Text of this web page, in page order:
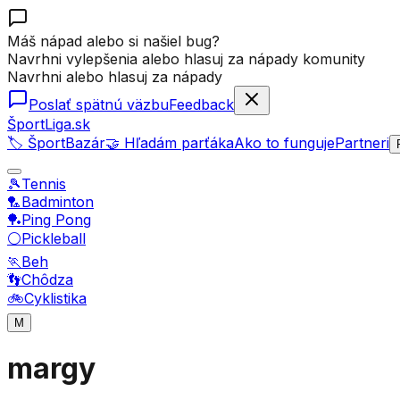
Máš nápad alebo si našiel bug?
Navrhni vylepšenia alebo hlasuj za nápady komunity
Navrhni alebo hlasuj za nápady
Poslať spätnú väzbuFeedback
ŠportLiga.sk
🏷️ ŠportBazár🤝 Hľadám parťákaAko to fungujePartneri
🎾Tennis
🏸Badminton
🏓Ping Pong
⚪Pickleball
🏃Beh
👣Chôdza
🚲Cyklistika
M
margy